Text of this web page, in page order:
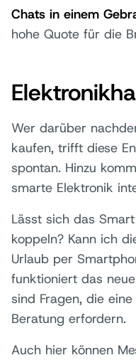
Chats in einem
hohe Quote für die
Wer darüber
kaufen, trifft diese
spontan. Hinzu
smarte Elektronik
Lässt sich das
koppeln? Kann ich
Urlaub per
funktioniert das
sind Fragen, die
Beratung erfordern.
Auch hier können